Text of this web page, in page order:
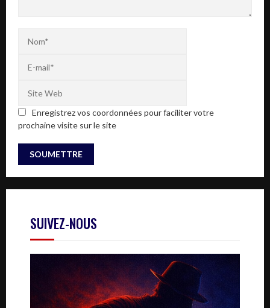
Enregistrez vos coordonnées pour faciliter votre
prochaine visite sur le site
SUIVEZ-NOUS